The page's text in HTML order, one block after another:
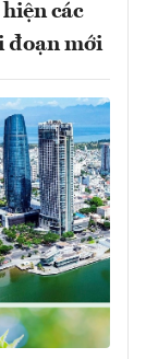
các
đoạn mới